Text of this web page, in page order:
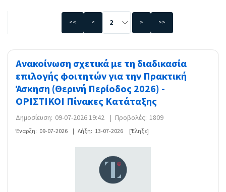
<< < > >>
Ανακοίνωση σχετικά με τη διαδικασία
επιλογής φοιτητών για την Πρακτική
Άσκηση (Θερινή Περίοδος 2026) -
ΟΡΙΣΤΙΚΟΙ Πίνακες Κατάταξης
Δημοσίευση: 09-07-2026 19:42 | Προβολές: 1809
Έναρξη: 09-07-2026 Λήξη: 13-07-2026 [Έληξε]